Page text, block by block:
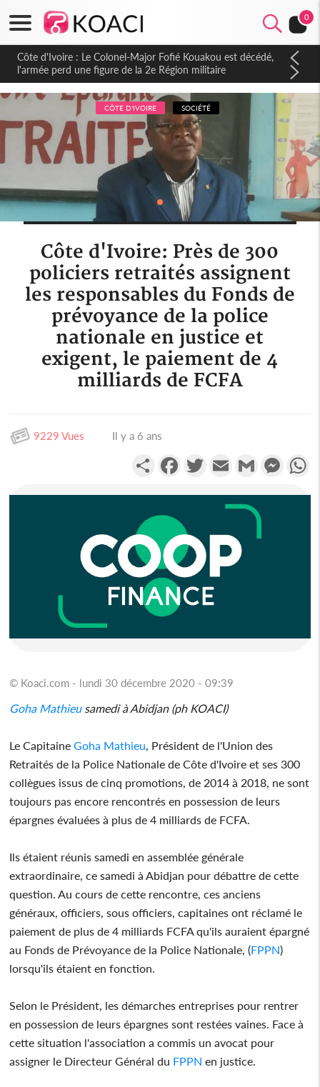
0
Côte d'Ivoire : Le Colonel-Major Fofié Kouakou est décédé,
l'armée perd une figure de la 2e Région militaire
CÔTE D'IVOIRE SOCIÉTÉ
Côte d'Ivoire: Près de 300
policiers retraités assignent
les responsables du Fonds de
prévoyance de la police
nationale en justice et
exigent, le paiement de 4
milliards de FCFA
9229 Vues Il y a 6 ans
PartagerFacebookTwitterEmail Gmail
© Koaci.com - lundi 30 décembre 2020 - 09:39
Goha Mathieusamedi à Abidjan (ph KOACI)
Le CapitaineGoha Mathieu , Président de l'Union des
Retraités de la Police Nationale de Côte d'Ivoire et ses 300
collègues issus de cinq promotions, de 2014 à 2018, ne sont
toujours pas encore rencontrés en possession de leurs
épargnes évaluées à plus de 4 milliards de FCFA.
Ils étaient réunis samedi en assemblée générale
extraordinaire, ce samedi à Abidjan pour débattre de cette
question. Au cours de cette rencontre, ces anciens
généraux, officiers, sous officiers, capitaines ont réclamé le
paiement de plus de 4 milliards FCFA qu'ils auraient épargné
au Fonds de Prévoyance de la Police Nationale, (FPPN)
lorsqu'ils étaient en fonction.
Selon le Président, les démarches entreprises pour rentrer
en possession de leurs épargnes sont restées vaines. Face à
cette situation l'association a commis un avocat pour
assigner le Directeur Général du FPPN en justice.